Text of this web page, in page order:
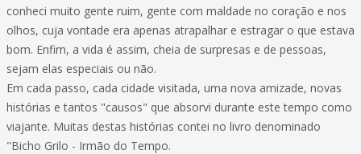
conheci muito gente ruim, gente com maldade no coração e nos
olhos, cuja vontade era apenas atrapalhar e estragar o que estava
bom. Enfim, a vida é assim, cheia de surpresas e de pessoas,
sejam elas especiais ou não.
Em cada passo, cada cidade visitada, uma nova amizade, novas
histórias e tantos "causos" que absorvi durante este tempo como
viajante. Muitas destas histórias contei no livro denominado
"Bicho Grilo - Irmão do Tempo.